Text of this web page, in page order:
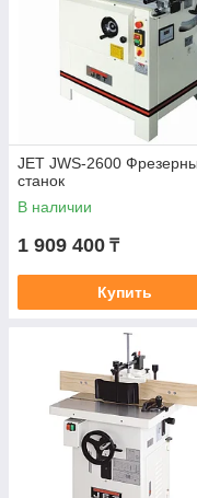
JET JWS-2600
станок
В наличии
1 909 400 ₸
Купить